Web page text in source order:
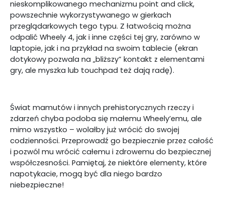
nieskomplikowanego mechanizmu point and click,
powszechnie wykorzystywanego w gierkach
przeglądarkowych tego typu. Z łatwością można
odpalić Wheely 4, jak i inne części tej gry, zarówno w
laptopie, jak i na przykład na swoim tablecie (ekran
dotykowy pozwala na „bliższy” kontakt z elementami
gry, ale myszka lub touchpad też dają radę).
Świat mamutów i innych prehistorycznych rzeczy i
zdarzeń chyba podoba się małemu Wheely’emu, ale
mimo wszystko – wolałby już wrócić do swojej
codzienności. Przeprowadź go bezpiecznie przez całość
i pozwól mu wrócić całemu i zdrowemu do bezpiecznej
współczesności. Pamiętaj, że niektóre elementy, które
napotykacie, mogą być dla niego bardzo
niebezpieczne!